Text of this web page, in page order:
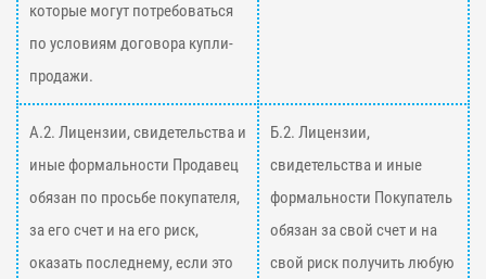
которые могут потребоваться
по условиям договора купли-
продажи.
А.2. Лицензии, свидетельства и
иные формальности Продавец
обязан по просьбе покупателя,
за его счет и на его риск,
оказать последнему, если это
Б.2. Лицензии,
свидетельства и иные
формальности Покупатель
обязан за свой счет и на
свой риск получить любую